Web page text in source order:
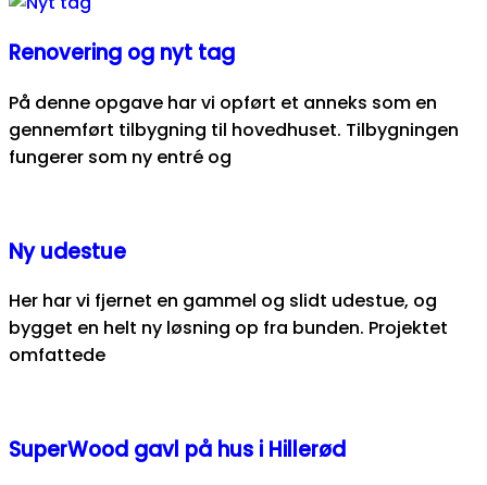
Renovering og nyt tag
På denne opgave har vi opført et anneks som en
gennemført tilbygning til hovedhuset. Tilbygningen
fungerer som ny entré og
Ny udestue
Her har vi fjernet en gammel og slidt udestue, og
bygget en helt ny løsning op fra bunden. Projektet
omfattede
SuperWood gavl på hus i Hillerød